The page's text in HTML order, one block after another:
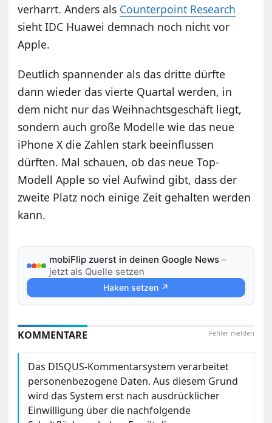
verharrt. Anders als Counterpoint Research
sieht IDC Huawei demnach noch nicht vor
Apple.
Deutlich spannender als das dritte dürfte
dann wieder das vierte Quartal werden, in
dem nicht nur das Weihnachtsgeschäft liegt,
sondern auch große Modelle wie das neue
iPhone X die Zahlen stark beeinflussen
dürften. Mal schauen, ob das neue Top-
Modell Apple so viel Aufwind gibt, dass der
zweite Platz noch einige Zeit gehalten werden
kann.
mobiFlip zuerst in deinen Google News –
jetzt als Quelle setzen
Haken setzen ↗
Fehler melden
KOMMENTARE
Das DISQUS-Kommentarsystem verarbeitet
personenbezogene Daten. Aus diesem Grund
wird das System erst nach ausdrücklicher
Einwilligung über die nachfolgende